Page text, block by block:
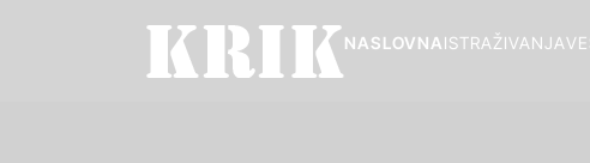
ISTRAŽIVANJA
NASLOVNA